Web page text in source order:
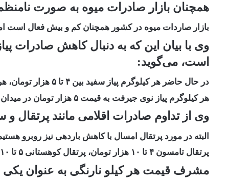
همچنان بازار صادرات میوه به صورت
بازار صاردات میوه در کشور همچنان کم و بیش فعال است
وی با بیان این که به دنبال کاهش صادرات
است، می‌گوید:
در حال حاضر هر کیلوگرم پیاز سفید بین ۴ تا ۵ هزار تومان، هر کیلوگرم پیاز قرمز بین ۳ تا ۶ هزار تومان و
هر کیلوگرم پیاز نوی جیرفت به قیمت ۵ هزار تومان در میدان میوه و تره‌بار عرضه می‌شود.
وی از تداوم صادرات اقلامی مانند پرتقال
البته در مورد پرتقال امسال با کاهش باردهی نیز روبرو هستیم به
پرتقال تامسون ۴ تا ۱۰ هزار تومان، پرتقال کوهستانی ۵ تا ۱۰ هزار تومان و پرتقال معمولی از ۴ تا ۷ هزار تومان عرضه می‎شود.
مشرف قیمت هر کیلو نارنگی به عنوان